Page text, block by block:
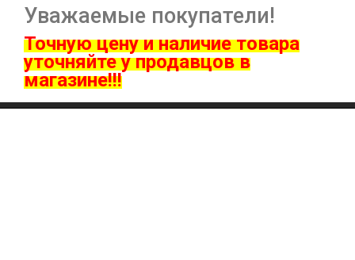
Уважаемые покупатели!
Точную цену и наличие товара
уточняйте у продавцов в
магазине!!!